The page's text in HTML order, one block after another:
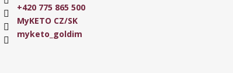
+420 775 865 500
MyKETO CZ/SK
myketo_goldim